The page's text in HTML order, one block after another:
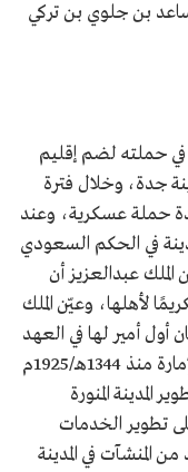
مساعد بن جلوي بن تركي
في حملته لضم إقليم
جدة، وخلال فترة
حملة عسكرية، وعند
في الحكم السعودي
من الملك عبدالعزيز أن
لأهلها، وعيّن الملك
أول أمير لها في العهد
السعودي والأطول على إمارتها حيث تولى الإمارة منذ 1344هـ/1925م
تطوير المدينة المنورة
تطوير الخدمات
المنشآت في المدينة